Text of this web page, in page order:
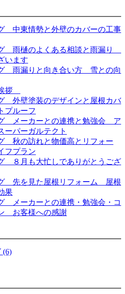
中東情勢と外壁のカバーの工事
雨樋のよくある相談と雨漏り
います
雨漏りと向き合い方 雪との向
拶
外壁塗装のデザインと屋根カバ
プルーフ
メーカーとの連携と勉強会 ア
パーガルテクト
秋の訪れと物価高とリフォー
フプラン
８月も大忙しでありがとうござ
先を見た屋根リフォーム 屋根
果
メーカーとの連携・勉強会・コ
お客様への感謝
(6)